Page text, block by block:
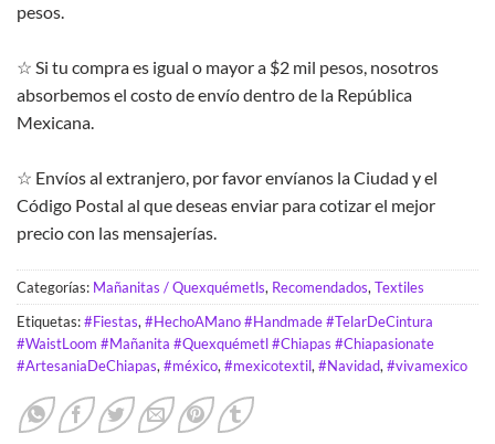
pesos.
☆ Si tu compra es igual o mayor a $2 mil pesos, nosotros
absorbemos el costo de envío dentro de la República
Mexicana.
☆ Envíos al extranjero, por favor envíanos la Ciudad y el
Código Postal al que deseas enviar para cotizar el mejor
precio con las mensajerías.
Categorías: Mañanitas / Quexquémetls, Recomendados, Textiles
Etiquetas:#Fiestas, #HechoAMano #Handmade #TelarDeCintura
#WaistLoom #Mañanita #Quexquémetl #Chiapas #Chiapasionate
#ArtesaniaDeChiapas, #méxico, #mexicotextil, #Navidad, #vivamexico